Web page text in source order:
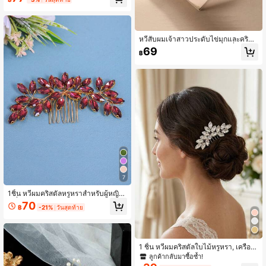
มสำหรับงานปาร์ตี้ เครื่องประดับวันวาเ
7
1ชิ้น หวีผมคริสตัลหรูหราสำหรับผู้หญิง,
เครื่องประดับผมเจ้าสาว พลอยเทียม, เค
รื่องประดับผมเจ้าหญิงสำหรับงานแต่งง
นไทน์
฿70 -21% วันสุดท้าย
หวีสับผมเจ้าสาวประดับไข่มุกและคริสตั
ล ประดับดอกไม้ พลอยเทียม เครื่องประ
ดับผมวินเทจสำหรับงานแต่งงาน ปาร์ตี้
฿69
1 ชิ้น หวีผมคริสตัลใบไม้หรูหรา, เครื่อง
ประดับผมเจ้าสาวคริสตัลสีเงินสำหรับงา
นแต่งงานสำหรับผู้หญิงสำหรับงานปาร์
ลูกค้ากลับมาซื้อซ้ำ!